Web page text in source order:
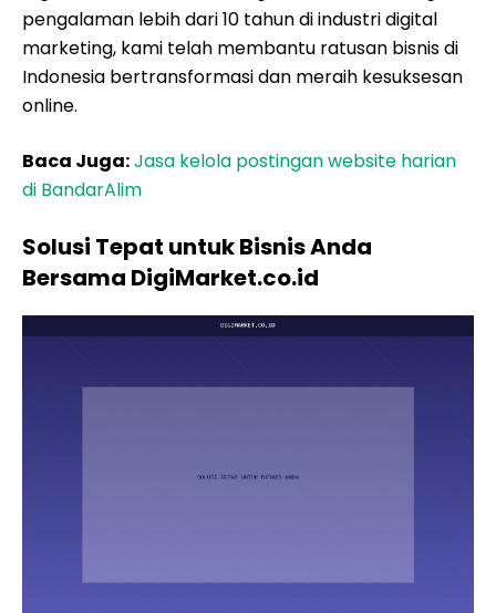
pengalaman lebih dari 10 tahun di industri digital
marketing, kami telah membantu ratusan bisnis di
Indonesia bertransformasi dan meraih kesuksesan
online.
Baca Juga:Jasa kelola postingan website harian
di BandarAlim
Solusi Tepat untuk Bisnis Anda
Bersama DigiMarket.co.id